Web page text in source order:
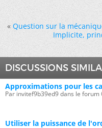
« Question sur la
Implicite,
DISCUSSIONS
Approximations pour les
Par invitef9b39ed9 dans le forum
Utiliser la puissance de